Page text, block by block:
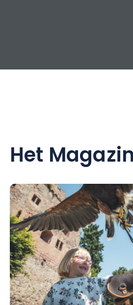
Het Magazin